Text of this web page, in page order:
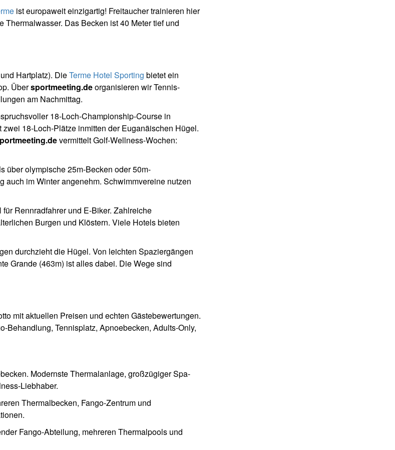
ist europaweit einzigartig! Freitaucher trainieren hier
Das Becken ist 40 Meter tief und
Hartplatz). DieTerme Hotel Sporting bietet ein
Übersportmeeting.deorganisieren wir Tennis-
am Nachmittag.
18-Loch-Championship-Course in
18-Loch-Plätze inmitten der Euganäischen Hügel.
vermittelt Golf-Wellness-Wochen:
über olympische 25m-Becken oder 50m-
im Winter angenehm. Schwimmvereine nutzen
Rennradfahrer und E-Biker. Zahlreiche
Burgen und Klöstern. Viele Hotels bieten
durchzieht die Hügel. Von leichten Spaziergängen
Grande (463m) ist alles dabei. Die Wege sind
mit aktuellen Preisen und echten Gästebewertungen.
Behandlung, Tennisplatz, Apnoebecken, Adults-Only,
Modernste Thermalanlage, großzügiger Spa-
Liebhaber.
Thermalbecken, Fango-Zentrum und
Fango-Abteilung, mehreren Thermalpools und